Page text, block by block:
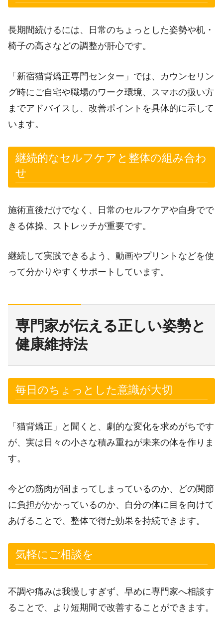
長期間続けるには、日常のちょっとした姿勢や机・
椅子の高さなどの調整が肝心です。
「新宿猫背矯正専門センター」では、カウンセリン
グ時にご自宅や職場のワーク環境、スマホの扱い方
までアドバイスし、改善ポイントを具体的に示して
います。
継続的なセルフケアと整体の組み合わ
せ
施術直後だけでなく、日常のセルフケアや自身でで
きる体操、ストレッチが重要です。
継続して実践できるよう、動画やプリントなどを使
って分かりやすくサポートしています。
専門家が伝える正しい姿勢と
健康維持法
毎日のちょっとした意識が大切
「猫背矯正」と聞くと、劇的な変化を求めがちです
が、実は日々の小さな積み重ねが未来の体を作りま
す。
今どの筋肉が固まってしまっているのか、どの関節
に負担がかかっているのか、自分の体に目を向けて
あげることで、整体で得た効果を持続できます。
気軽にご相談を
不調や痛みは我慢しすぎず、早めに専門家へ相談す
ることで、より短期間で改善することができます。